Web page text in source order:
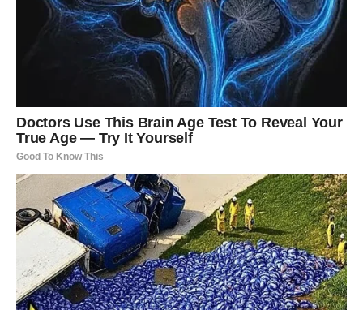
Za pripremu Melte potrebni su sljedeći sastojci:Za pripremu
ovog divnog napitka potrebna vam je litra vode koja je dosegla
točku vrenja i četiri jednake žlice mješavine Melte. Metoda je